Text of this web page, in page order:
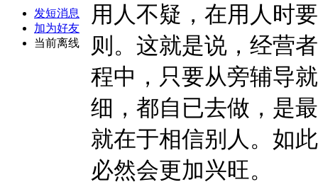
发短消息
加为好友
当前离线
用人不疑，在用人时
则。这就是说，经营
程中，只要从旁辅导
细，都自已去做，是
就在于相信别人。如
必然会更加兴旺。